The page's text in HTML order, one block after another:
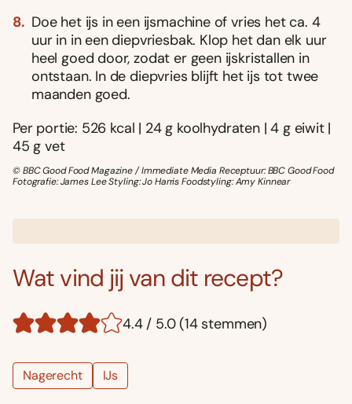
Doe het ijs in een ijsmachine of vries het ca. 4
uur in in een diepvriesbak. Klop het dan elk uur
heel goed door, zodat er geen ijskristallen in
ontstaan. In de diepvries blijft het ijs tot twee
maanden goed.
Per portie: 526 kcal | 24 g koolhydraten | 4 g eiwit |
45 g vet
© BBC Good Food Magazine / Immediate Media Receptuur: BBC Good Food
Fotografie: James Lee Styling: Jo Harris Foodstyling: Amy Kinnear
Wat vind jij van dit recept?
4.4 / 5.0 (14 stemmen)
Nagerecht IJs